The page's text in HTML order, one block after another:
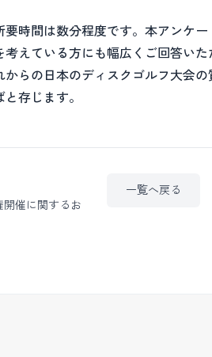
要時間は数分程度です。本アンケ
考えている方にも幅広くご回答い
からの日本のディスクゴルフ大会
存じます。
開催に関するお
一覧へ戻る